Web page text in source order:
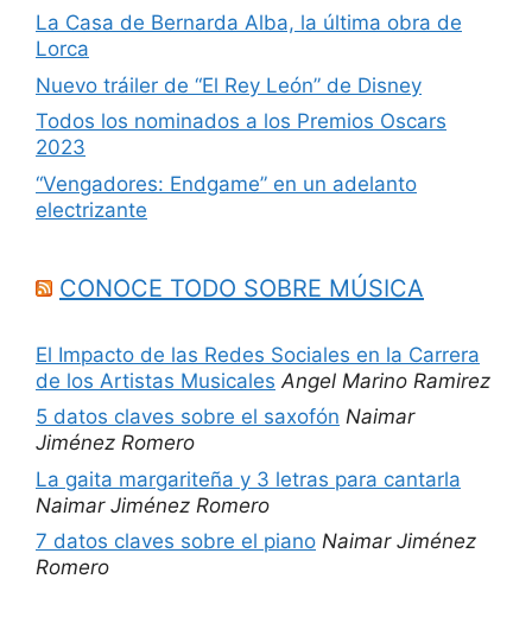
La Casa de Bernarda Alba, la última obra de
Lorca
Nuevo tráiler de “El Rey León” de Disney
Todos los nominados a los Premios Oscars
2023
“Vengadores: Endgame” en un adelanto
electrizante
CONOCE TODO SOBRE MÚSICA
El Impacto de las Redes Sociales en la Carrera
de los Artistas Musicales Angel Marino Ramirez
5 datos claves sobre el saxofón Naimar
Jiménez Romero
La gaita margariteña y 3 letras para cantarla
Naimar Jiménez Romero
7 datos claves sobre el piano Naimar Jiménez
Romero